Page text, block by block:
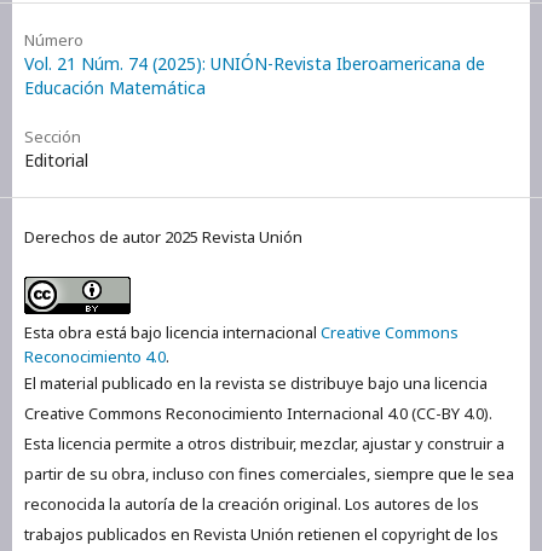
Número
Vol. 21 Núm. 74 (2025): UNIÓN-Revista Iberoamericana de
Educación Matemática
Sección
Editorial
Derechos de autor 2025 Revista Unión
Esta obra está bajo licencia internacional Creative Commons
Reconocimiento 4.0.
El material publicado en la revista se distribuye bajo una licencia
Creative Commons Reconocimiento Internacional 4.0 (CC-BY 4.0).
Esta licencia permite a otros distribuir, mezclar, ajustar y construir a
partir de su obra, incluso con fines comerciales, siempre que le sea
reconocida la autoría de la creación original. Los autores de los
trabajos publicados en Revista Unión retienen el copyright de los